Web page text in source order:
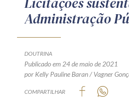
Como publicar
Termos de uso
Política de
Guia de Direitos dos
Administração
DOUTRINA
Publicado em 24 de maio de 2021
por Kelly Pauline Baran / Vagner
COMPARTILHAR